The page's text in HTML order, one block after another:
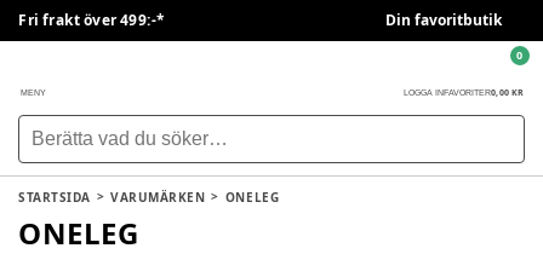
Fri frakt över 499:-* Din favoritbutik
MENY LOGGA IN FAVORITER0,00 KR
0
STARTSIDA VARUMÄRKEN ONELEG
ONELEG